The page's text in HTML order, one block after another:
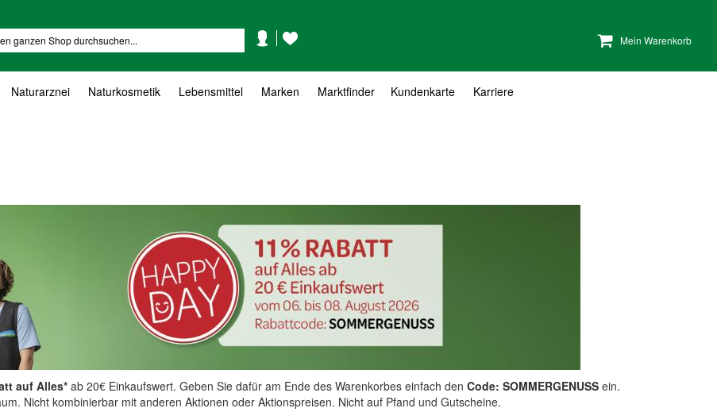
Mein Warenkorb
KontoWunschzettel
Naturarznei Naturkosmetik Lebensmittel Marken Marktfinder Kundenkarte Karriere
auf Alles*ab 20€ Einkaufswert. Geben Sie dafür am Ende des Warenkorbes einfach den Code: SOMMERGENUSSein.
Nicht kombinierbar mit anderen Aktionen oder Aktionspreisen. Nicht auf Pfand und Gutscheine.